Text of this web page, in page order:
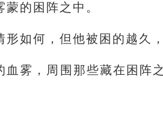
的困阵之中。
形如何，但他被困的越久
血雾，周围那些藏在困阵